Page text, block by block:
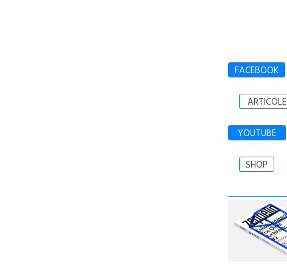
FACEBOOK
ARTICOLE
YOUTUBE
SHOP